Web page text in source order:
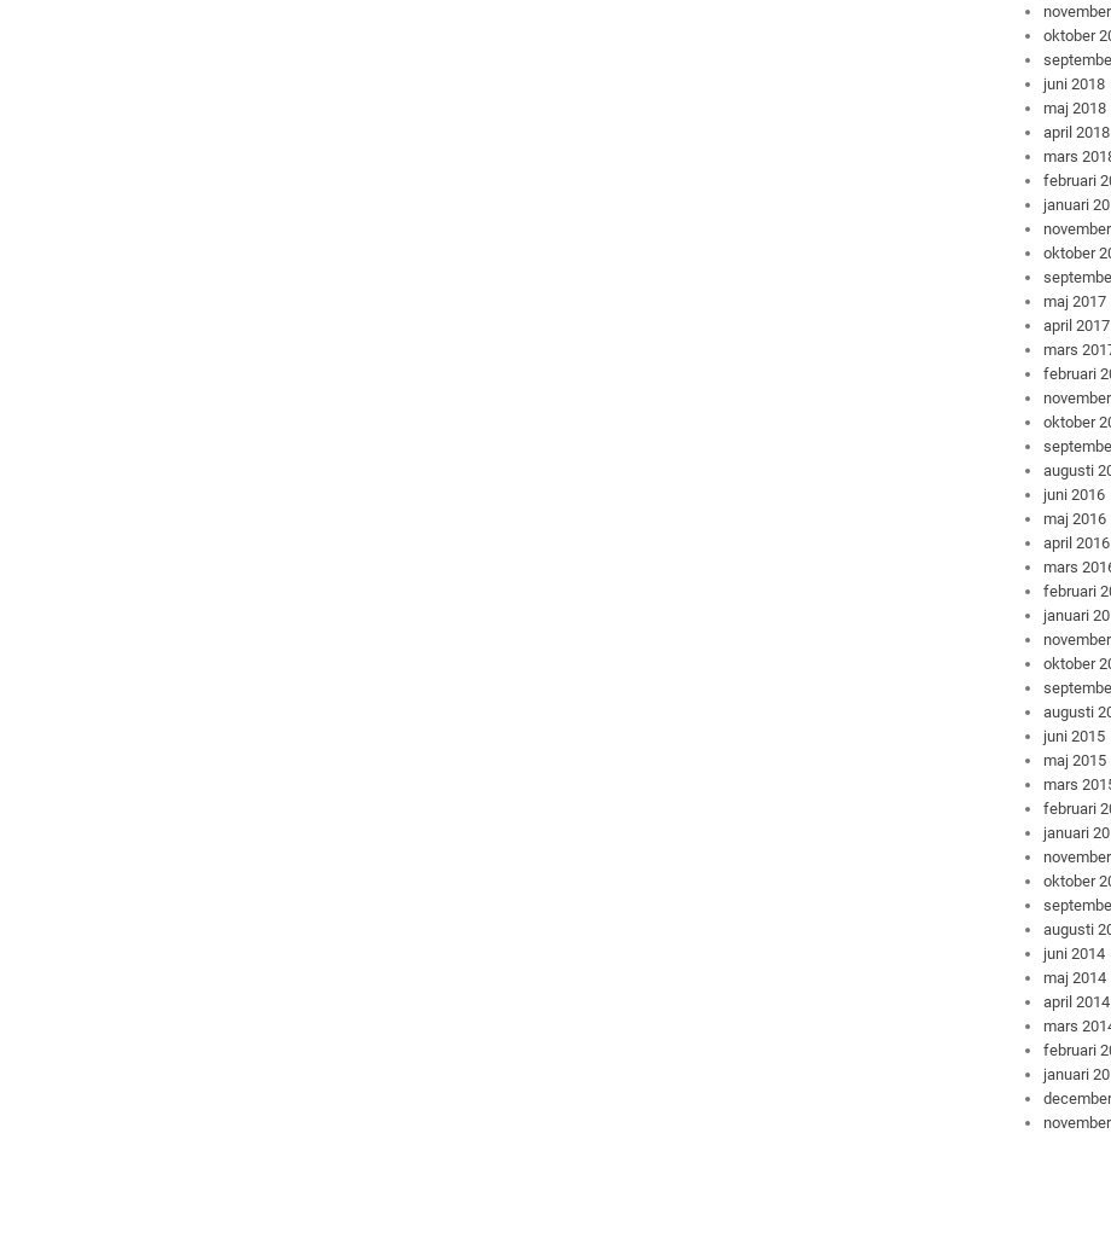
oktober
juni 2018
maj 2018
april 2018
mars
februari
januari
oktober
maj 2017
april 2017
mars
februari
oktober
augusti
juni 2016
maj 2016
april 2016
mars
februari
januari
oktober
augusti
juni 2015
maj 2015
mars
februari
januari
oktober
augusti
juni 2014
maj 2014
april 2014
mars
februari
januari